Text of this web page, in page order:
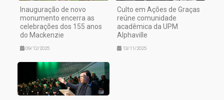
Inauguração de novo
monumento encerra as
celebrações dos 155 anos
do Mackenzie
09/12/2025
Culto em Ações de Graças
reúne comunidade
acadêmica da UPM
Alphaville
13/11/2025